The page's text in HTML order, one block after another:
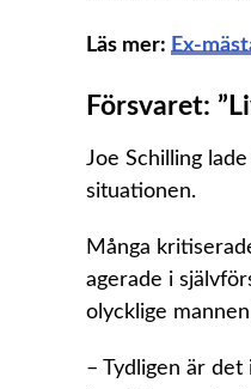
Läs mer: Ex-
Försvaret:
Joe Schilling
situationen.
Många
agerade i
olycklige
– Tydligen är